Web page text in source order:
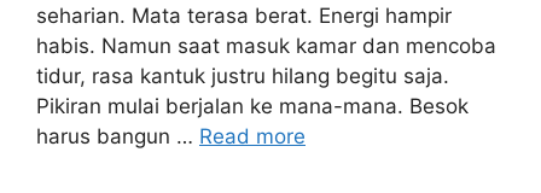
seharian. Mata terasa berat. Energi hampir
habis. Namun saat masuk kamar dan mencoba
tidur, rasa kantuk justru hilang begitu saja.
Pikiran mulai berjalan ke mana-mana. Besok
harus bangun … Read more